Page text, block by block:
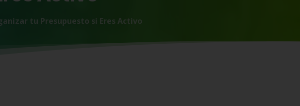
tu Presupuesto si Eres Activo